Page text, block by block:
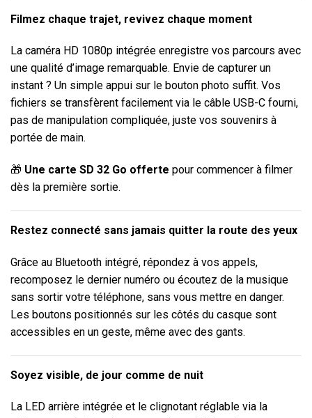
Filmez chaque trajet, revivez chaque moment
La caméra HD 1080p intégrée enregistre vos parcours avec
une qualité d’image remarquable. Envie de capturer un
instant ? Un simple appui sur le bouton photo suffit. Vos
fichiers se transfèrent facilement via le câble USB-C fourni,
pas de manipulation compliquée, juste vos souvenirs à
portée de main.
🎁 Une carte SD 32 Go offerte pour commencer à filmer
dès la première sortie.
Restez connecté sans jamais quitter la route des yeux
Grâce au Bluetooth intégré, répondez à vos appels,
recomposez le dernier numéro ou écoutez de la musique
sans sortir votre téléphone, sans vous mettre en danger.
Les boutons positionnés sur les côtés du casque sont
accessibles en un geste, même avec des gants.
Soyez visible, de jour comme de nuit
La LED arrière intégrée et le clignotant réglable via la